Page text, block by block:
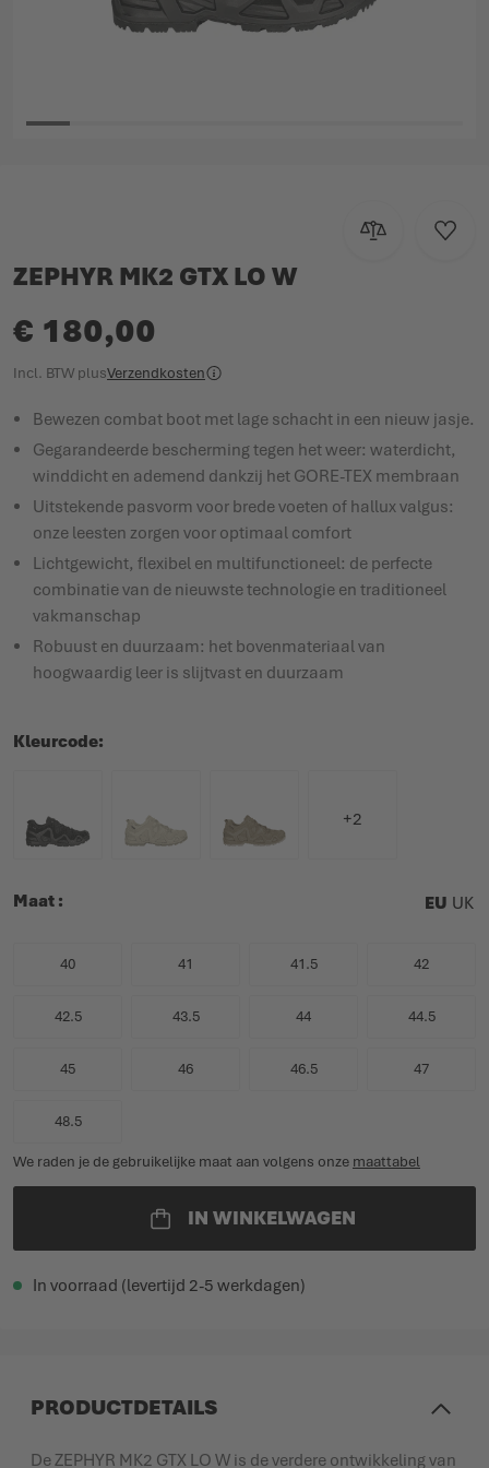
Toevoegen om
Voeg
ZEPHYR MK2 GTX LO W
€ 180,00
Incl. BTW plusVerzendkosten
Bewezen combat boot met lage schacht in een nieuw jasje.
Gegarandeerde bescherming tegen het weer: waterdicht,
winddicht en ademend dankzij het GORE-TEX membraan
Uitstekende pasvorm voor brede voeten of hallux valgus:
onze leesten zorgen voor optimaal comfort
Lichtgewicht, flexibel en multifunctioneel: de perfecte
combinatie van de nieuwste technologie en traditioneel
vakmanschap
Robuust en duurzaam: het bovenmateriaal van
hoogwaardig leer is slijtvast en duurzaam
Kleurcode
+2
Maat EU UK
40 41 41.5 42
42.5 43.5 44 44.5
45 46 46.5 47
48.5
We raden je de gebruikelijke maat aan volgens onze maattabel
IN WINKELWAGEN
In voorraad (levertijd 2-5 werkdagen)
PRODUCTDETAILS
De ZEPHYR MK2 GTX LO W is de verdere ontwikkeling van